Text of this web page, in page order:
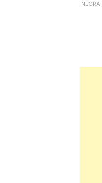
NEGRA